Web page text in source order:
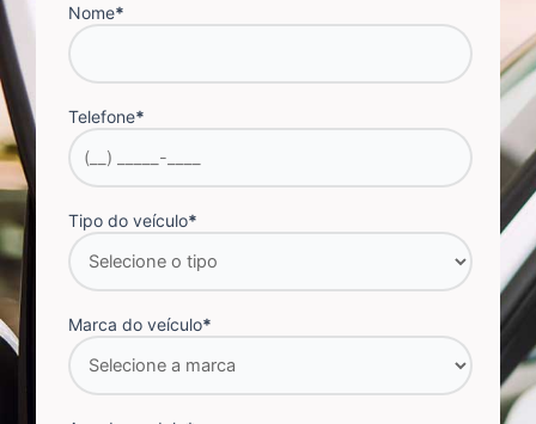
Nome*
Telefone*
Tipo do veículo*
Marca do veículo*